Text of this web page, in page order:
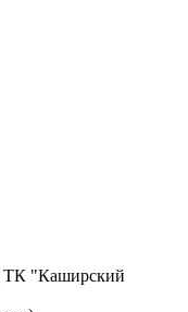
ТК "Каширский